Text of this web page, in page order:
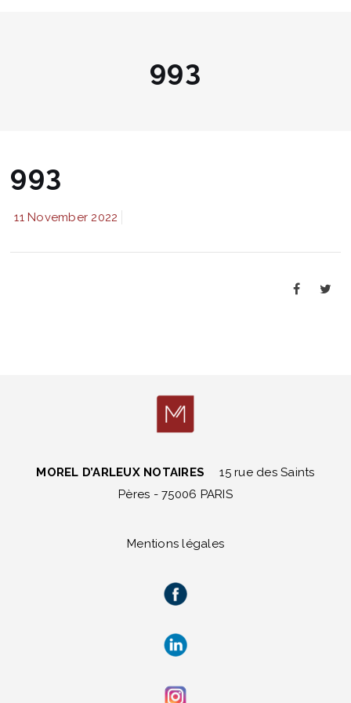
993
993
11 November 2022
MOREL D’ARLEUX NOTAIRES
15 rue des Saints
Pères - 75006 PARIS
Mentions légales